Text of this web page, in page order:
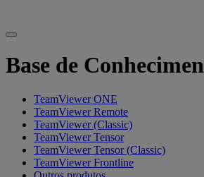
Base de
TeamViewer ONE
TeamViewer Remote
TeamViewer (Classic)
TeamViewer Tensor
TeamViewer Tensor (Classic)
TeamViewer Frontline